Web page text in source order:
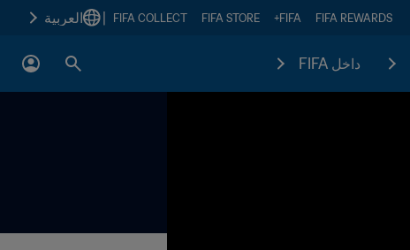
FIFA REWARDS
FIFA+
FIFA STORE
FIFA COLLECT العربية
داخل FIFA